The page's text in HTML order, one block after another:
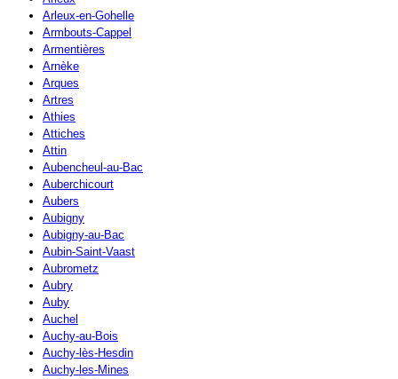
Arleux-en-Gohelle
Armbouts-Cappel
Armentières
Arnèke
Arques
Artres
Athies
Attiches
Attin
Aubencheul-au-Bac
Auberchicourt
Aubers
Aubigny
Aubigny-au-Bac
Aubin-Saint-Vaast
Aubrometz
Aubry
Auby
Auchel
Auchy-au-Bois
Auchy-lès-Hesdin
Auchy-les-Mines